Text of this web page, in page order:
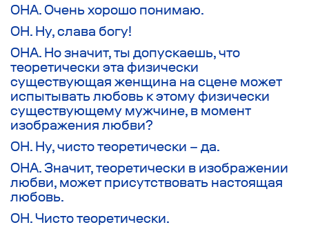
ОНА. Очень хорошо понимаю.
ОН. Ну, слава богу!
ОНА. Но значит, ты допускаешь, что
теоретически эта физически
существующая женщина на сцене может
испытывать любовь к этому физически
существующему мужчине, в момент
изображения любви?
ОН. Ну, чисто теоретически – да.
ОНА. Значит, теоретически в изображении
любви, может присутствовать настоящая
любовь.
ОН. Чисто теоретически.